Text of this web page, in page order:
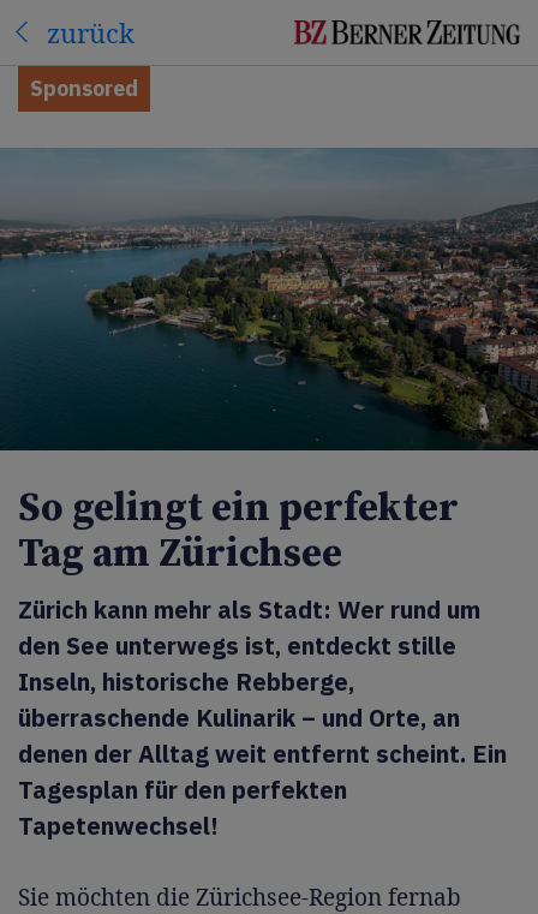
zurück
Sponsored
So gelingt ein perfekter
Tag am Zürichsee
Zürich kann mehr als Stadt: Wer rund um
den See unterwegs ist, entdeckt stille
Inseln, historische Rebberge,
überraschende Kulinarik – und Orte, an
denen der Alltag weit entfernt scheint. Ein
Tagesplan für den perfekten
Tapetenwechsel!
Sie möchten die Zürichsee-Region fernab